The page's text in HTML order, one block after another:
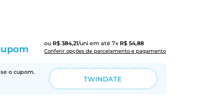
ou R$ 384,21/uni em até 7x R$ 54,88
Conferir opções de parcelamento e pagamento
o cupom.
TWINDATE